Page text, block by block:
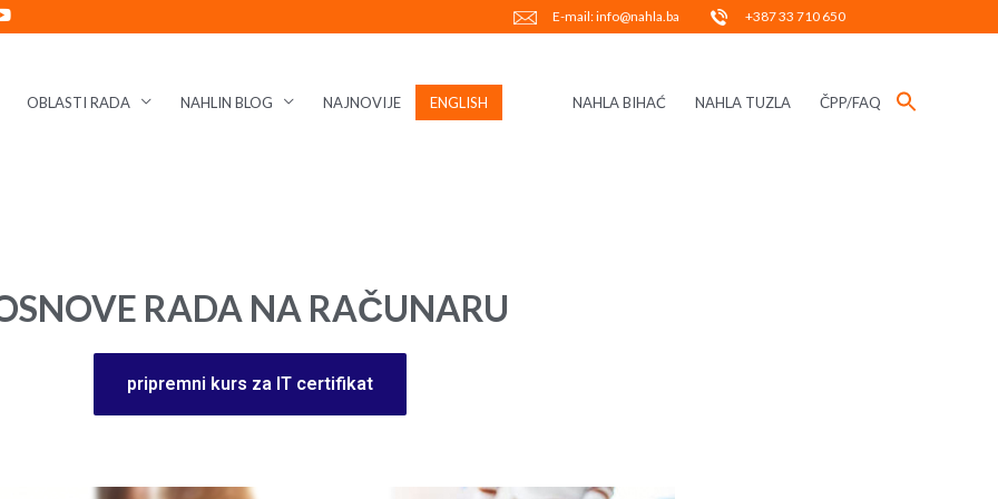
E-mail: info@nahla.ba +387 33 710 650
OBLASTI RADA NAHLIN BLOG NAJNOVIJE ENGLISH NAHLA BIHAĆ NAHLA TUZLA ČPP/FAQ
RADA NA RAČUNARU
pripremni kurs za IT certifikat​